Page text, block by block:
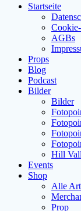
Startseite
AGBs
Props
Blog
Podcast
Bilder
Bilder
Hill
Events
Shop
Alle
Prop